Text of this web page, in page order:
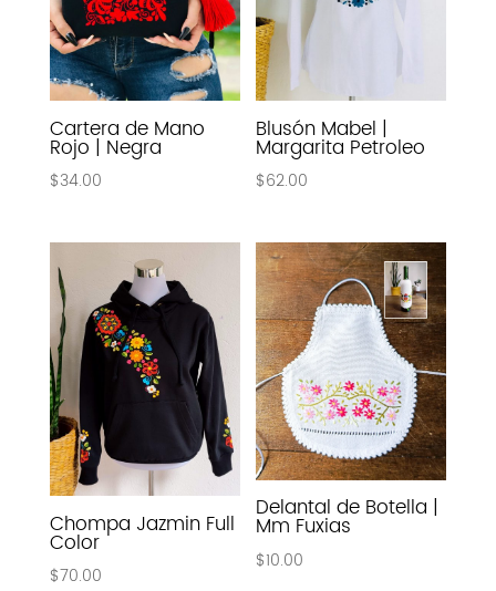
Cartera de Mano
Rojo | Negra
$34.00
Blusón Mabel |
Margarita Petroleo
$62.00
Chompa Jazmin Full
Color
$70.00
Delantal de Botella |
Mm Fuxias
$10.00